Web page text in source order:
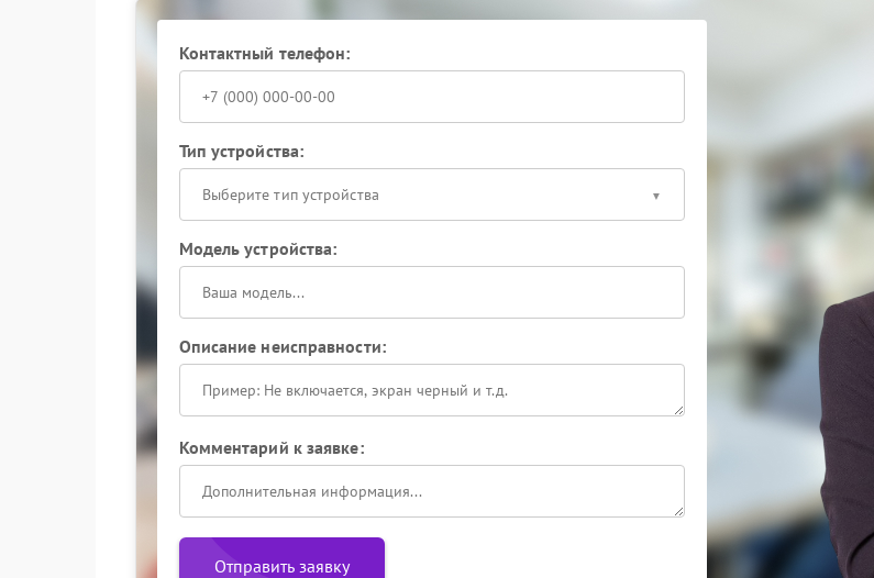
Контактный телефон:
Тип устройства:
Выберите тип устройства
Модель устройства:
Описание неисправности:
Комментарий к заявке:
Отправить заявку